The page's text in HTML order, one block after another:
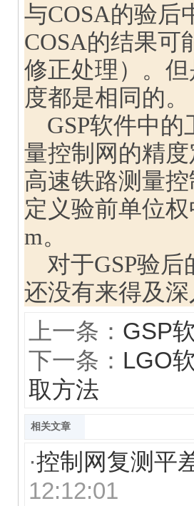
与COSA的验后
COSA的结果可
修正处理）。
度都是相同的。
GSP软件中
量控制网的精
高速铁路测量
定义验前单位权
m。
对于GSP验
还没有来得及
上一条： GSP
下一条： LGO
取方法
相关文章
·控制网复测平
12:12:01